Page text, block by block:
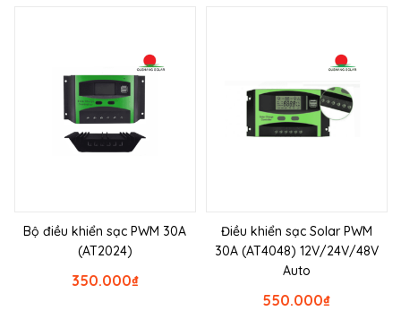
Bộ điều khiển sạc PWM 30A
(AT2024)
₫
350.000
Điều khiển sạc Solar PWM
30A (AT4048) 12V/24V/48V
Auto
₫
550.000